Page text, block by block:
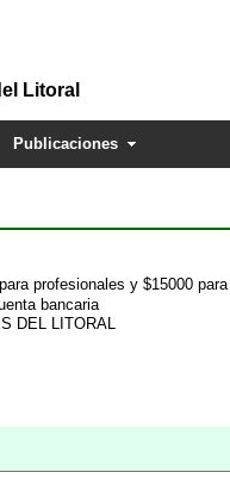
Litoral
Publicaciones
profesionales y $15000
bancaria
DEL LITORAL